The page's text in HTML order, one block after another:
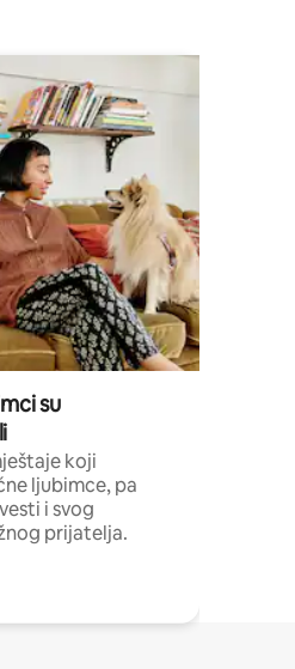
su
koji
ljubimce, pa
i svog
prijatelja.